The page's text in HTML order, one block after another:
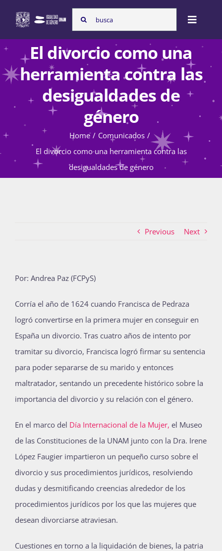
content
Search
for:
Toggle
Inicio
Nosotras
Programas
Atención de la violencia de género
La Boletina
Blog
Recursos
Súmate
Publicaciones
Bienvenida generación 2027-1
El divorcio como una
herramienta contra las
desigualdades de
género
Home
Comunicados
El divorcio como una herramienta contra las
desigualdades de género
Previous Next
Por: Andrea Paz (FCPyS)
Corría el año de 1624 cuando Francisca de Pedraza
logró convertirse en la primera mujer en conseguir en
España un divorcio. Tras cuatro años de intento por
tramitar su divorcio, Francisca logró firmar su sentencia
para poder separarse de su marido y entonces
maltratador, sentando un precedente histórico sobre la
importancia del divorcio y su relación con el género.
En el marco del Día Internacional de la Mujer, el Museo
de las Constituciones de la UNAM junto con la Dra. Irene
López Faugier impartieron un pequeño curso sobre el
divorcio y sus procedimientos jurídicos, resolviendo
dudas y desmitificando creencias alrededor de los
procedimientos jurídicos por los que las mujeres que
desean divorciarse atraviesan.
Cuestiones en torno a la liquidación de bienes, la patria